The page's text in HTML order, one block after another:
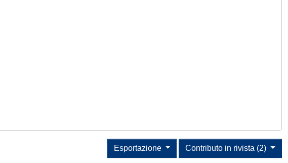
Contributo in rivista (2)
Esportazione